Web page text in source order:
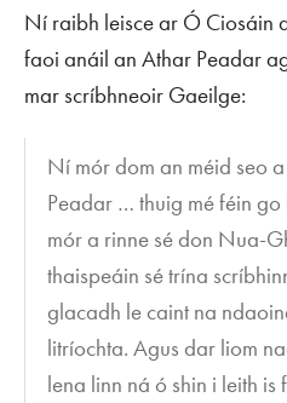
Ní raibh leisce ar Ó Ciosáin
faoi anáil an Athar Peadar
mar scríbhneoir Gaeilge:
Ní mór dom an méid seo
Peadar … thuig mé féin
mór a rinne sé don Nua-
thaispeáin sé trína
glacadh le caint na
litríochta. Agus dar liom
lena linn ná ó shin i leith